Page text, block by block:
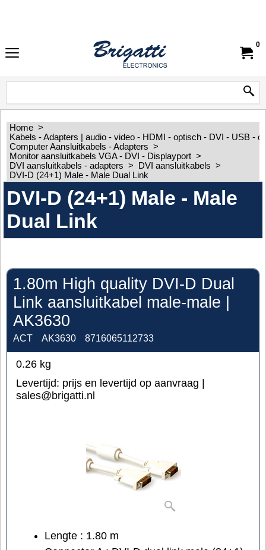
0
Home >
Kabels - Adapters | audio - video - HDMI - optisch - DVI - USB -
Computer Aansluitkabels - Adapters >
Monitor aansluitkabels VGA - DVI - Displayport >
DVI aansluitkabels - adapters > DVI aansluitkabels >
DVI-D (24+1) Male - Male Dual Link
DVI-D (24+1) Male - Male
Dual Link
1.80m High quality DVI-D Dual
Link aansluitkabel male-male |
AK3630
ACT AK3630 8716065112733
0.26 kg
Levertijd: prijs en levertijd op aanvraag |
sales@brigatti.nl
Lengte : 1.80 m